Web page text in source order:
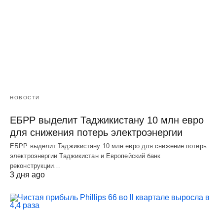
НОВОСТИ
ЕБРР выделит Таджикистану 10 млн евро
для снижения потерь электроэнергии
ЕБРР выделит Таджикистану 10 млн евро для снижение потерь
электроэнергии Таджикистан и Европейский банк
реконструкции…
3 дня ago